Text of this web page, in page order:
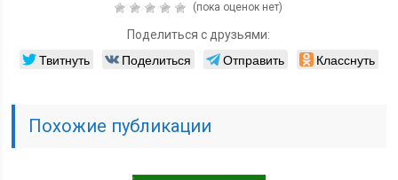
(пока оценок нет)
Поделиться с друзьями:
Твитнуть Поделиться Отправить Класснуть
Похожие публикации